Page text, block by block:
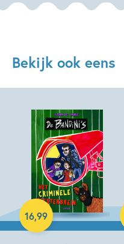
Bekijk ook eens
16,99
Hardcover